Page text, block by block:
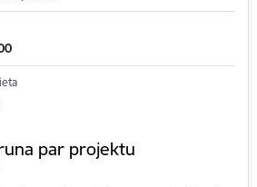
par projektu